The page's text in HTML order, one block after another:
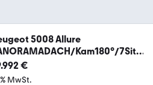
5008 Allure
Kam180°/7Sitz
neu!
€
MwSt.